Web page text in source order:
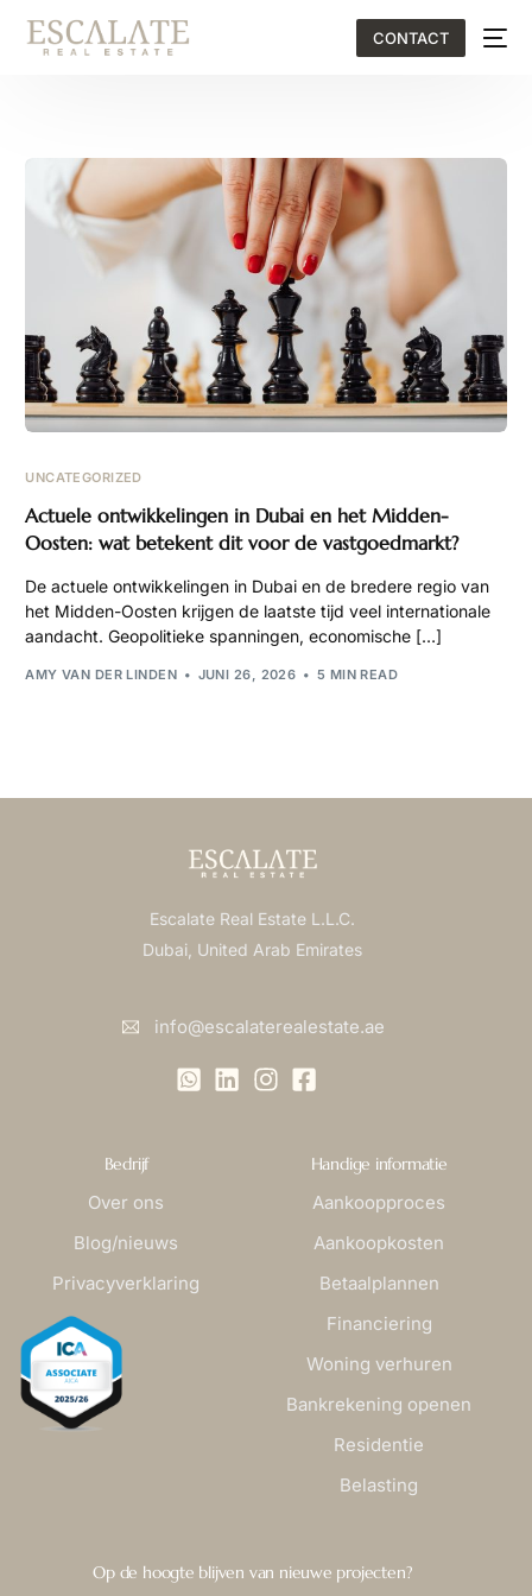
CONTACT
UNCATEGORIZED
Actuele ontwikkelingen in Dubai en het Midden-
Oosten: wat betekent dit voor de vastgoedmarkt?
De actuele ontwikkelingen in Dubai en de bredere regio van
het Midden-Oosten krijgen de laatste tijd veel internationale
aandacht. Geopolitieke spanningen, economische […]
AMY VAN DER LINDEN JUNI 26, 2026 5 MIN READ
Escalate Real Estate L.L.C.
Dubai, United Arab Emirates
info@escalaterealestate.ae
Bedrijf
Over ons
Blog/nieuws
Privacyverklaring
Handige informatie
Aankoopproces
Aankoopkosten
Betaalplannen
Financiering
Woning verhuren
Bankrekening openen
Residentie
Belasting
Op de hoogte blijven van nieuwe projecten?